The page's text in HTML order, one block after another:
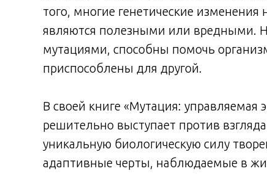
того, многие генетические
являются полезными или вредными.
мутациями, способны помочь
приспособлены для другой.
В своей книге «Мутация:
решительно выступает против
уникальную биологическую силу
адаптивные черты, наблюдаемые в